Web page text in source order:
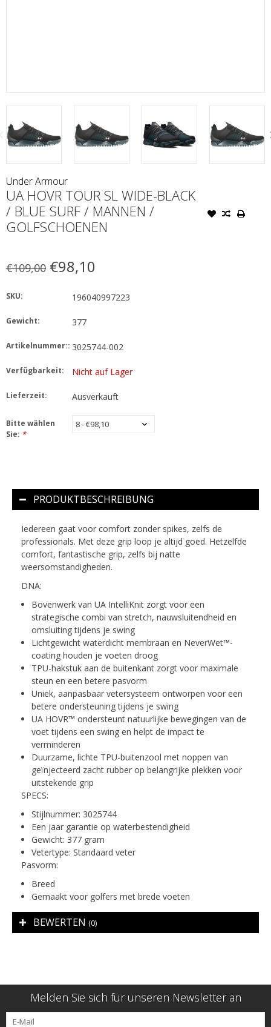
Under Armour
UA HOVR TOUR SL WIDE-BLACK
/ BLUE SURF / MANNEN /
GOLFSCHOENEN
€109,00 €98,10
SKU: 196040997223
Gewicht: 377
Artikelnummer:: 3025744-002
Verfügbarkeit: Nicht auf Lager
Lieferzeit: Ausverkauft
Bitte wählen
Sie: *
PRODUKTBESCHREIBUNG
Iedereen gaat voor comfort zonder spikes, zelfs de
professionals. Met deze grip loop je altijd goed. Hetzelfde
comfort, fantastische grip, zelfs bij natte
weersomstandigheden.
DNA:
Bovenwerk van UA IntelliKnit zorgt voor een
strategische combi van stretch, nauwsluitendheid en
omsluiting tijdens je swing
Lichtgewicht waterdicht membraan en NeverWet™-
coating houden je voeten droog
TPU-hakstuk aan de buitenkant zorgt voor maximale
steun en een betere pasvorm
Uniek, aanpasbaar vetersysteem ontworpen voor een
betere ondersteuning tijdens je swing
UA HOVR™ ondersteunt natuurlijke bewegingen van de
voet tijdens een swing en helpt de impact te
verminderen
Duurzame, lichte TPU-buitenzool met noppen van
geïnjecteerd zacht rubber op belangrijke plekken voor
uitstekende grip
SPECS:
Stijlnummer: 3025744
Een jaar garantie op waterbestendigheid
Gewicht: 377 gram
Vetertype: Standaard veter
Pasvorm:
Breed
Gemaakt voor golfers met brede voeten
BEWERTEN (0)
Melden Sie sich für unseren Newsletter an